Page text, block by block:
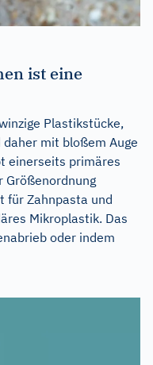
ist eine
Plastikstücke,
mit bloßem Auge
einerseits primäres
Größenordnung
für Zahnpasta und
Mikroplastik. Das
oder indem